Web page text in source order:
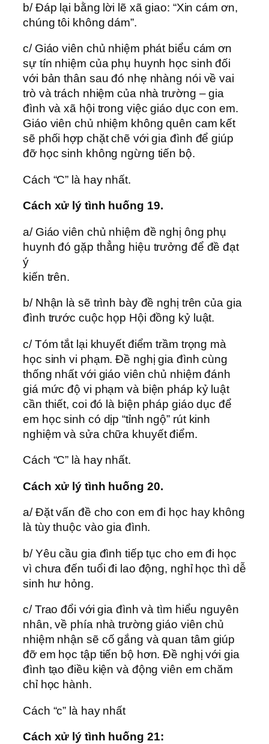
b/ Đáp lại bằng lời lẽ xã giao: “Xin cám ơn,
chúng tôi không dám”.
c/ Giáo viên chủ nhiệm phát biểu cám ơn
sự tín nhiệm của phụ huynh học sinh đối
với bản thân sau đó nhẹ nhàng nói về vai
trò và trách nhiệm của nhà trường – gia
đình và xã hội trong việc giáo dục con em.
Giáo viên chủ nhiệm không quên cam kết
sẽ phối hợp chặt chẽ với gia đình để giúp
đỡ học sinh không ngừng tiến bộ.
Cách “C” là hay nhất.
Cách xử lý tình huống 19.
a/ Giáo viên chủ nhiệm đề nghị ông phụ
huynh đó gặp thẳng hiệu trưởng để đề đạt
ý
kiến trên.
b/ Nhận là sẽ trình bày đề nghị trên của gia
đình trước cuộc họp Hội đồng kỷ luật.
c/ Tóm tắt lại khuyết điểm trầm trọng mà
học sinh vi phạm. Đề nghị gia đình cùng
thống nhất với giáo viên chủ nhiệm đánh
giá mức độ vi phạm và biện pháp kỷ luật
cần thiết, coi đó là biện pháp giáo dục để
em học sinh có dịp “tỉnh ngộ” rút kinh
nghiệm và sửa chữa khuyết điểm.
Cách “C” là hay nhất.
Cách xử lý tình huống 20.
a/ Đặt vấn đề cho con em đi học hay không
là tùy thuộc vào gia đình.
b/ Yêu cầu gia đình tiếp tục cho em đi học
vì chưa đến tuổi đi lao động, nghỉ học thì dễ
sinh hư hỏng.
c/ Trao đổi với gia đình và tìm hiểu nguyên
nhân, về phía nhà trường giáo viên chủ
nhiệm nhận sẽ cố gắng và quan tâm giúp
đỡ em học tập tiến bộ hơn. Đề nghị với gia
đình tạo điều kiện và động viên em chăm
chỉ học hành.
Cách “c” là hay nhất
Cách xử lý tình huống 21: